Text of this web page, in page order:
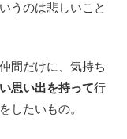
うのは悲しいこと
間だけに、気持ち
思い出を持って行
したいもの。